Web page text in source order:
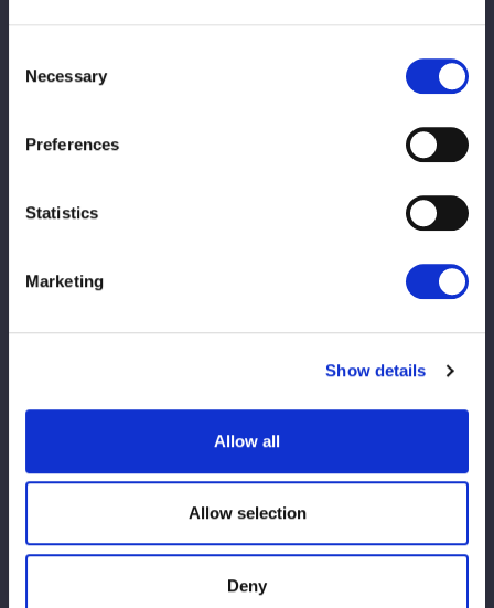
Selection
Necessary
Preferences
Statistics
Marketing
Show details
Allow all
Allow selection
Deny
てクロスボディーも、ＨＡＮＡＫＯが受け止めてマットに叩きつ
ける。さらに逆エビ固めでギブアップを迫る。カットされたＨＡ
ＮＡＫＯは梨杏に託す。梨杏がキッドへ串刺しドロップキック。
ボディースラムをこらえられるとドロップキック。しかし、キッ
Ｍと天咲がダブルのキックからドロップキックで競演。ＡＺＭは
梨杏にサッカーボールキック。天咲が梨杏にボディースラム。返
した梨杏がエルボー連打で向かっていく。天咲がやり返すが、梨
杏がクロスボディーを決める。ＨＡＮＡＫＯが天咲にショルダー
プキック。天咲が返すと、ＨＡＮＡＫＯにエルボー連打で向かっ
ＤＴ。ＡＺＭがＨＡＮＡＫＯをかいくぐるが、バックフリップで
タックル。ＡＺＭがブレーンバスターを阻止して舞華とエルボー
を打ち合う。舞華の動きを読んでＡＺＭがドロップキック。舞華
が返すと、ＡＺＭは「投げるぞ！」と予告。ＡＺＭのブレーンバ
がこらえてネックロックにいくが、舞華がこらえて強引にブレー